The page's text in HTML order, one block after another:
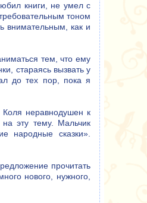
книги, не умел с
тоном
внимательным, как и
тем, что ему
стараясь вызвать у
до тех пор, пока я
Коля неравнодушен к
эту тему. Мальчик
народные сказки».
прочитать
нового, нужного,